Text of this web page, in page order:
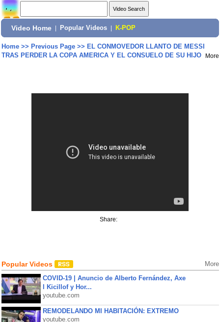
Video Home Popular Videos K-POP
Home>> Previous Page>> EL CONMOVEDOR LLANTO DE MESSI
TRAS PERDER LA COPA AMERICA Y EL CONSUELO DE SU HIJO
More
Share:
Popular Videos More
COVID-19 | Anuncio de Alberto Fernández, Axe
l Kicillof y Hor...
youtube.com
REMODELANDO MI HABITACIÓN: EXTREMO
youtube.com